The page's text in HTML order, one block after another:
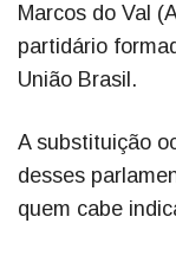
Marcos do Val
partidário
União Brasil.
A substituição
desses
quem cabe